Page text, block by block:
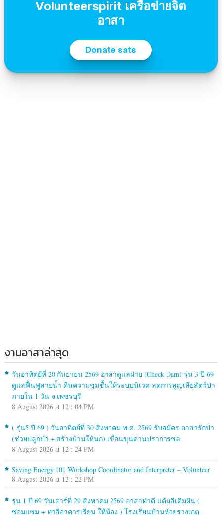
งานอาสาล่าสุด
วันอาทิตย์ที่ 20 กันยายน 2569 อาสาดูแลฝาย (Check Dam) รุ่น 3 ปี 69
ดูแลฟื้นฟูสายน้ำ คืนความชุมชื้นให้ระบบนิเวศ ลดการสูญเสียสัตว์ป่า
ภายใน 1 วัน จ.เพชรบุรี
8 August 2026 at 12 : 04 PM
( รุ่น5 ปี 69 ) วันอาทิตย์ที่ 30 สิงหาคม พ.ศ. 2569 รับสมัคร อาสารักป่า
(ช่วยปลูกป่า + สร้างบ้านให้นก) เขื่อนขุนด่านปราการชล
8 August 2026 at 12 : 24 PM
Saving Energy 101 Workshop Coordinator and Interpreter – Volunteer
8 August 2026 at 12 : 22 PM
รุ่น 1 ปี 69 วันเสาร์ที่ 29 สิงหาคม 2569 อาสาทำดี แต้มสีเติมฝัน (
ซ่อมแซม + ทาสีอาคารเรียน ให้น้อง ) โรงเรียนบ้านห้วยรางเกตุ